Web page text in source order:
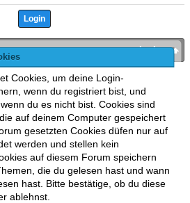
Cookies, um deine Login-
wenn du registriert bist, und
du es nicht bist. Cookies sind
auf deinem Computer gespeichert
gesetzten Cookies düfen nur auf
werden und stellen kein
auf diesem Forum speichern
die du gelesen hast und wann
hast. Bitte bestätige, ob du diese
ablehnst.
nach oben
, mobile Fassung: MyBB GoMobile
Version wechseln
Lukasz TkaczMyBB addons.